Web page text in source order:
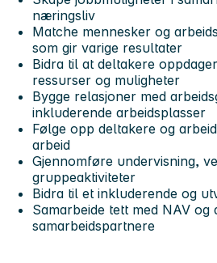
næringsliv
Matche mennesker og
som gir varige resultater
Bidra til at deltakere
ressurser og muligheter
Bygge relasjoner med
inkluderende arbeidsplasser
Følge opp deltakere og
arbeid
Gjennomføre undervisning,
gruppeaktiviteter
Bidra til et inkluderende og
Samarbeide tett med NAV og
samarbeidspartnere